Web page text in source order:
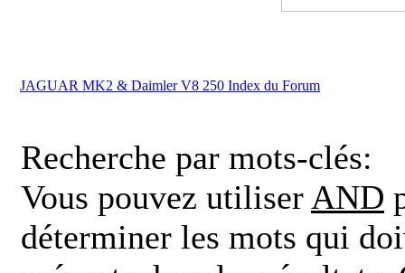
JAGUAR MK2 & Daimler V8 250 Index du Forum
Recherche par mots-clés:
Vous pouvez utiliser AND
déterminer les mots qui